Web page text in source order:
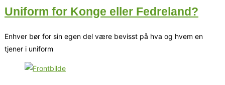
Uniform for Konge eller Fedreland?
Enhver bør for sin egen del være bevisst på hva og hvem en
tjener i uniform